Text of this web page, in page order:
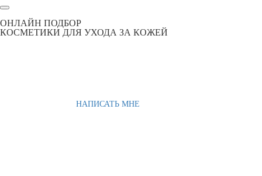
ОНЛАЙН ПОДБОР
КОСМЕТИКИ ДЛЯ УХОДА ЗА КОЖЕЙ
НАПИСАТЬ МНЕ